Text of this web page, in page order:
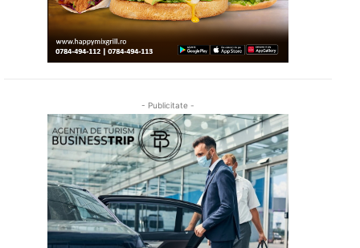
- Publicitate -